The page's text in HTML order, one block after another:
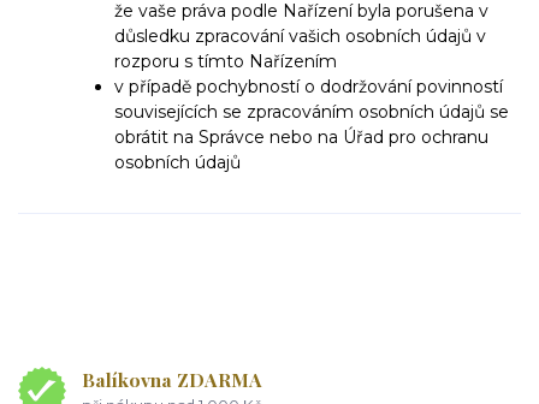
že vaše práva podle Nařízení byla porušena v
důsledku zpracování vašich osobních údajů v
rozporu s tímto Nařízením
v případě pochybností o dodržování povinností
souvisejících se zpracováním osobních údajů se
obrátit na Správce nebo na Úřad pro ochranu
osobních údajů
Balíkovna ZDARMA